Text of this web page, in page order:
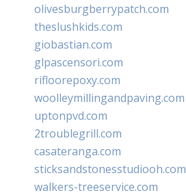
olivesburgberrypatch.com
theslushkids.com
giobastian.com
glpascensori.com
rifloorepoxy.com
woolleymillingandpaving.com
uptonpvd.com
2troublegrill.com
casateranga.com
sticksandstonesstudiooh.com
walkers-treeservice.com